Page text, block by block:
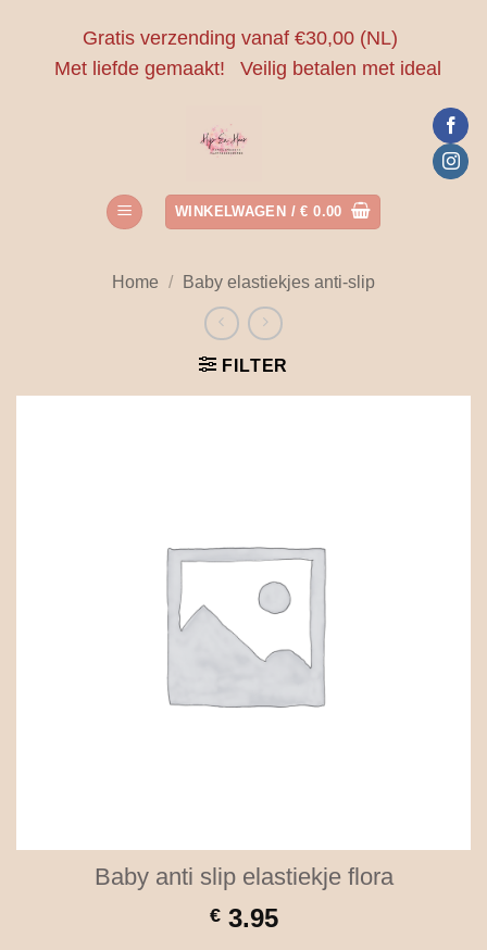
Gratis verzending vanaf €30,00 (NL)
Met liefde gemaakt!
Veilig betalen met ideal
WINKELWAGEN /€ 0.00
Home / Baby elastiekjes anti-slip
FILTER
Baby anti slip elastiekje flora
€3.95